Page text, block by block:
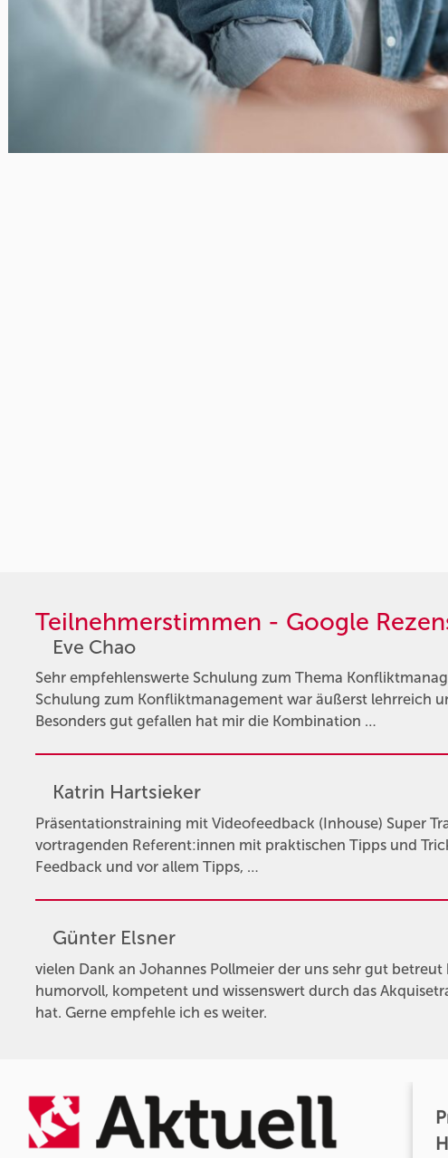
Teilnehmerstimmen - Google
Eve Chao
Sehr empfehlenswerte Schulung zum Thema
Schulung zum Konfliktmanagement war äußerst lehrreich
Besonders gut gefallen hat mir die Kombination …
Katrin Hartsieker
Präsentationstraining mit Videofeedback (Inhouse) Super
vortragenden Referent:innen mit praktischen Tipps und
Feedback und vor allem Tipps, …
Günter Elsner
vielen Dank an Johannes Pollmeier der uns sehr gut betreut
humorvoll, kompetent und wissenswert durch das
hat. Gerne empfehle ich es weiter.